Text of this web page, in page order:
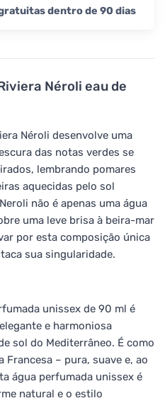
Néroli eau de
Néroli desenvolve uma
das notas verdes se
lembrando pomares
aquecidas pelo sol
não é apenas uma água
uma leve brisa à beira-mar
por esta composição única
sua singularidade.
unissex de 90 ml é
e harmoniosa
sol do Mediterrâneo. É como
Francesa – pura, suave e, ao
água perfumada unissex é
natural e o estilo
dentro de 90 dias